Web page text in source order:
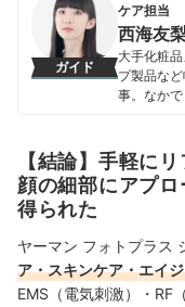
ガイド
ケア担当
西海友
大手化粧
プ製品な
事。なか
1500点以
をもとに
内容もユ
【結論】手軽に
顔の細部にアプ
得られた
ヤーマン フォトプラス
ア・スキンケア・エイ
EMS（電気刺激）・RF